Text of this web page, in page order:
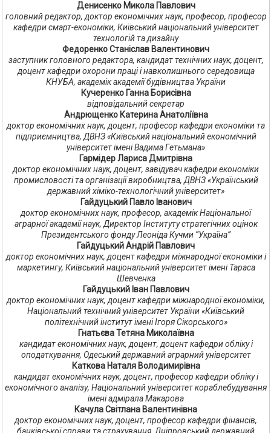
Денисенко Микола Павлович
головний редактор, доктор економічних наук, професор, професор
кафедри смарт-економіки, Київський національний університет
технологій та дизайну
Федоренко Станіслав Валентинович
заступник головного редактора, кандидат технічних наук, доцент,
доцент кафедри охорони праці і навколишнього середовища
КНУБА, академік академії будівництва України
Кучеренко Ганна Борисівна
відповідальний секретар
Андрющенко Катерина Анатоліївна
доктор економічних наук, доцент, професор кафедри економіки та
підприємництва, ДВНЗ «Київський національний економічний
університет імені Вадима Гетьмана»
Гармідер Лариса Дмитрівна
доктор економічних наук, доцент, завідувач кафедри економіки
промисловості та організації виробництва, ДВНЗ «Український
державний хіміко-технологічний університет»
Гайдуцький Павло Іванович
доктор економічних наук, професор, академік Національної
аграрної академії наук, Директор Інституту стратегічних оцінок
Президентського фонду Леоніда Кучми “Україна”
Гайдуцький Андрій Павлович
доктор економічних наук, доцент кафедри міжнародної економіки і
маркетингу, Київський національний університет імені Тараса
Шевченка
Гайдуцький Іван Павлович
доктор економічних наук, доцент кафедри міжнародної економіки,
Національний технічний університет України «Київський
політехнічний інститут імені Ігоря Сікорського»
Гнатьєва Тетяна Миколаївна
кандидат економічних наук, доцент, доцент кафедри обліку і
оподаткування, Одеський державний аграрний університет
Каткова Наталя Володимирівна
кандидат економічних наук, доцент, професор кафедри обліку і
економічного аналізу, Національний університет кораблебудування
імені адмірала Макарова
Качула Світлана Валентинівна
доктор економічних наук, доцент, професор кафедри фінансів,